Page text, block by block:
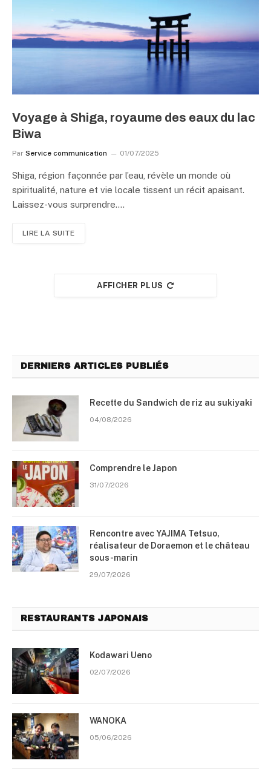
Voyage à Shiga, royaume des eaux du lac
Biwa
Par Service communication 01/07/2025
Shiga, région façonnée par l’eau, révèle un monde où
spiritualité, nature et vie locale tissent un récit apaisant.
Laissez-vous surprendre.…
LIRE LA SUITE
AFFICHER PLUS
DERNIERS ARTICLES PUBLIÉS
Recette du Sandwich de riz au sukiyaki
04/08/2026
Comprendre le Japon
31/07/2026
Rencontre avec YAJIMA Tetsuo,
réalisateur de Doraemon et le château
sous-marin
29/07/2026
RESTAURANTS JAPONAIS
Kodawari Ueno
02/07/2026
WANOKA
05/06/2026